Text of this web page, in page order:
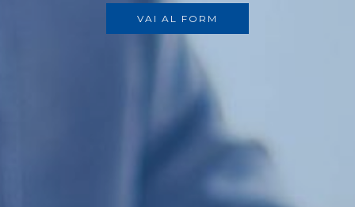
VAI AL FORM